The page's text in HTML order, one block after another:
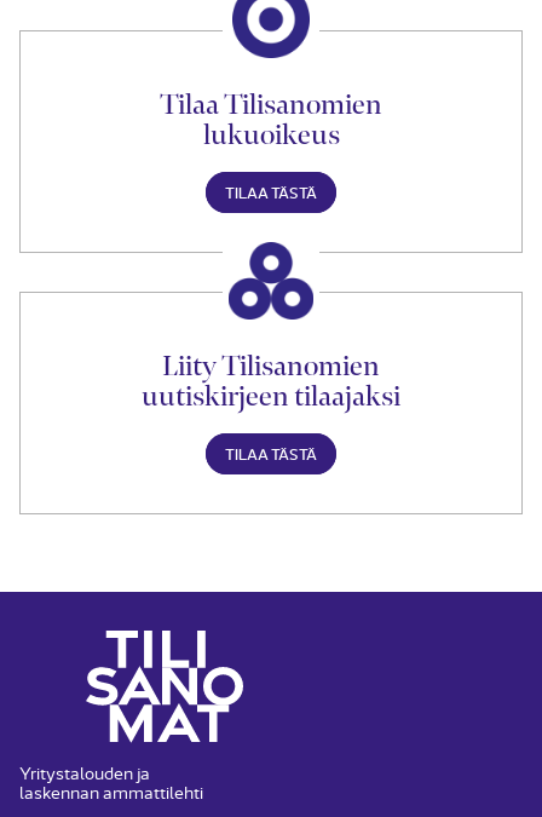
Tilaa Tilisanomien
lukuoikeus
TILAA TÄSTÄ
Liity Tilisanomien
uutiskirjeen tilaajaksi
TILAA TÄSTÄ
Yritystalouden ja
laskennan ammattilehti